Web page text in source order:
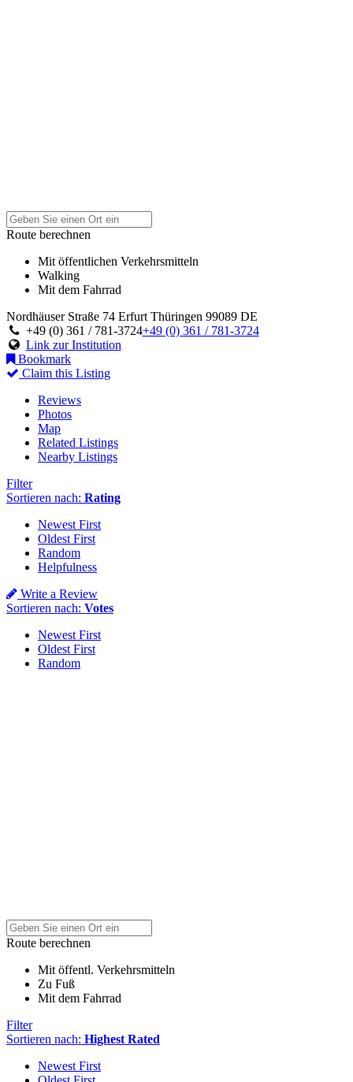
Route berechnen
Mit öffentlichen Verkehrsmitteln
Walking
Mit dem Fahrrad
Nordhäuser Straße 74 Erfurt Thüringen 99089 DE
+49 (0) 361 / 781-3724+49 (0) 361 / 781-3724
Link zur Institution
Bookmark
Claim this Listing
Reviews
Photos
Map
Related Listings
Nearby Listings
Filter
Sortieren nach: Rating
Newest First
Oldest First
Random
Helpfulness
Write a Review
Sortieren nach: Votes
Newest First
Oldest First
Random
Route berechnen
Mit öffentl. Verkehrsmitteln
Zu Fuß
Mit dem Fahrrad
Filter
Sortieren nach: Highest Rated
Newest First